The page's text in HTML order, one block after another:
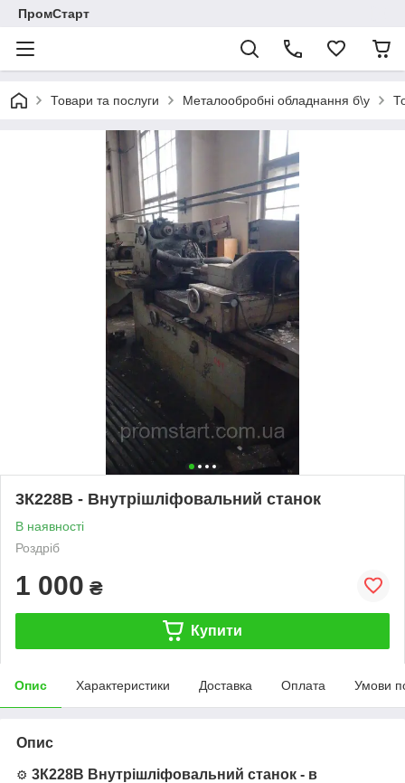
ПромСтарт
Товари та послуги Металообробні обладнання б\у
3К228В - Внутрішліфовальний станок
В наявності
Роздріб
1 000 ₴
Купити
Опис Характеристики Доставка Оплата Умови
Опис
⚙️ 3К228В Внутрішліфовальний станок - в